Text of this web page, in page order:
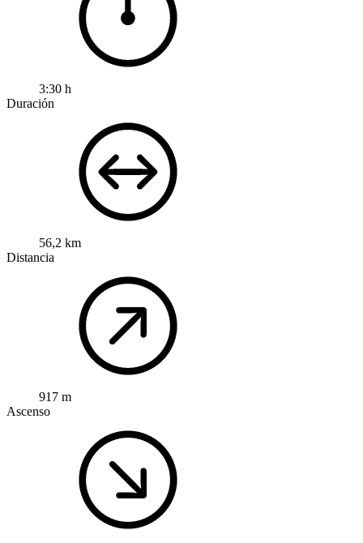
3:30 h
Duración
56,2 km
Distancia
917 m
Ascenso